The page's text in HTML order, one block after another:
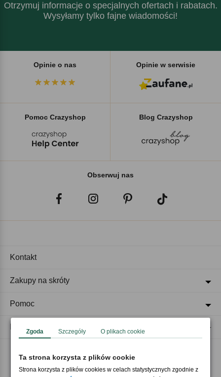
Otrzymuj informacje o specjalnych ofertach i rabatach.
Wysyłamy tylko fajne wiadomości!
Opinie o nas Opinie w serwisie
Pomoc Crazyshop Blog Crazyshop
Obserwuj nas
Akceptujemy płatności
Kontakt
Zakupy na skróty
Pomoc
Zgoda Szczegóły O plikach cookie
Ta strona korzysta z plików cookie
Strona korzysta z plików cookies w celach statystycznych zgodnie z